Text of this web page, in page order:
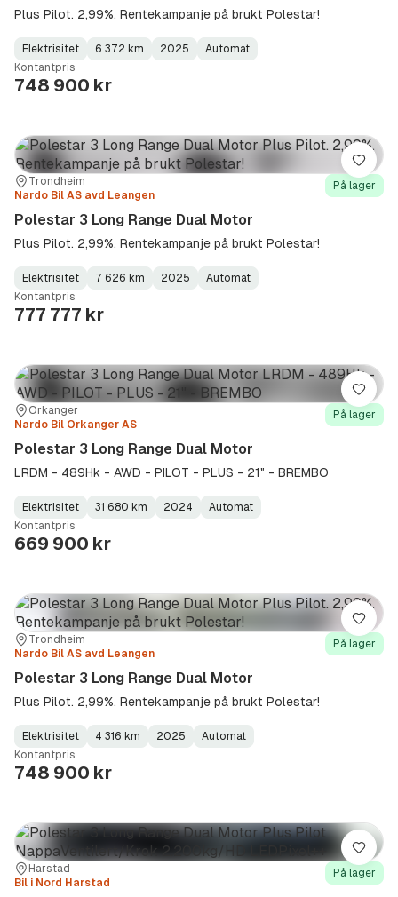
Plus Pilot. 2,99%. Rentekampanje på brukt Polestar!
Fuel
Type:
Elektrisitet
Kilometerstand :
6 372 km
Model
Year:
2025
Gearbox
Type:
Automat
Kontantpris
748 900 kr
Sted:Trondheim
Forhandler:
Nardo Bil AS avd Leangen
På lager
Polestar 3 Long Range Dual Motor
Plus Pilot. 2,99%. Rentekampanje på brukt Polestar!
Fuel
Type:
Elektrisitet
Kilometerstand:
7 626 km
Model
Year:
2025
Gearbox
Type:
Automat
Kontantpris
777 777 kr
Lagre
Sted:
Orkanger
Forhandler:
Nardo Bil Orkanger AS
På lager
Polestar 3 Long Range Dual Motor
LRDM - 489Hk - AWD - PILOT - PLUS - 21" - BREMBO
Fuel
Type:
Elektrisitet
Kilometerstand:
31 680 km
Model
Year:
2024
Gearbox
Type:
Automat
Kontantpris
669 900 kr
Lagre
Sted:Trondheim
Forhandler:
Nardo Bil AS avd Leangen
På lager
Polestar 3 Long Range Dual Motor
Plus Pilot. 2,99%. Rentekampanje på brukt Polestar!
Fuel
Type:
Elektrisitet
Kilometerstand:
4 316 km
Model
Year:
2025
Gearbox
Type:
Automat
Kontantpris
748 900 kr
Lagre
Sted:Harstad
Forhandler:
Bil i Nord Harstad
På lager
Lagre